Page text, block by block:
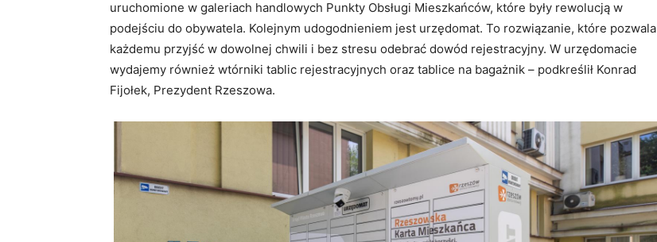
uruchomione w galeriach handlowych Punkty Obsługi Mieszkańców, które były rewolucją w
podejściu do obywatela. Kolejnym udogodnieniem jest urzędomat. To rozwiązanie, które pozwala
każdemu przyjść w dowolnej chwili i bez stresu odebrać dowód rejestracyjny. W urzędomacie
wydajemy również wtórniki tablic rejestracyjnych oraz tablice na bagażnik – podkreślił Konrad
Fijołek, Prezydent Rzeszowa.